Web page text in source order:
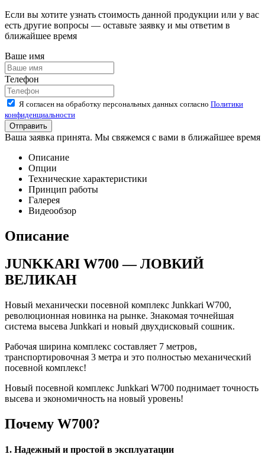
Если вы хотите узнать стоимость данной продукции или у вас
есть другие вопросы — оставьте заявку и мы ответим в
ближайшее время
Ваше имя
Телефон
Я согласен на обработку персональных данных согласно Политики
конфиденциальности
Ваша заявка принята. Мы свяжемся с вами в ближайшее время
Описание
Опции
Технические характеристики
Принцип работы
Галерея
Видеообзор
Описание
JUNKKARI W700 — ЛОВКИЙ
ВЕЛИКАН
Новый механически посевной комплекс Junkkari W700,
революционная новинка на рынке. Знакомая точнейшая
система высева Junkkari и новый двухдисковый сошник.
Рабочая ширина комплекс составляет 7 метров,
транспортировочная 3 метра и это полностью механический
посевной комплекс!
Новый посевной комплекс Junkkari W700 поднимает точность
высева и экономичность на новый уровень!
Почему W700?
1. Надежный и простой в эксплуатации